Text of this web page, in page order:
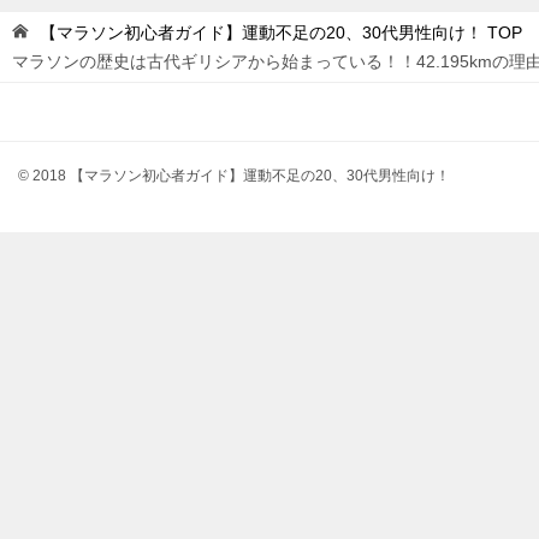
【マラソン初心者ガイド】運動不足の20、30代男性向け！
TOP
マラソンの歴史は古代ギリシアから始まっている！！42.195kmの理
© 2018 【マラソン初心者ガイド】運動不足の20、30代男性向け！